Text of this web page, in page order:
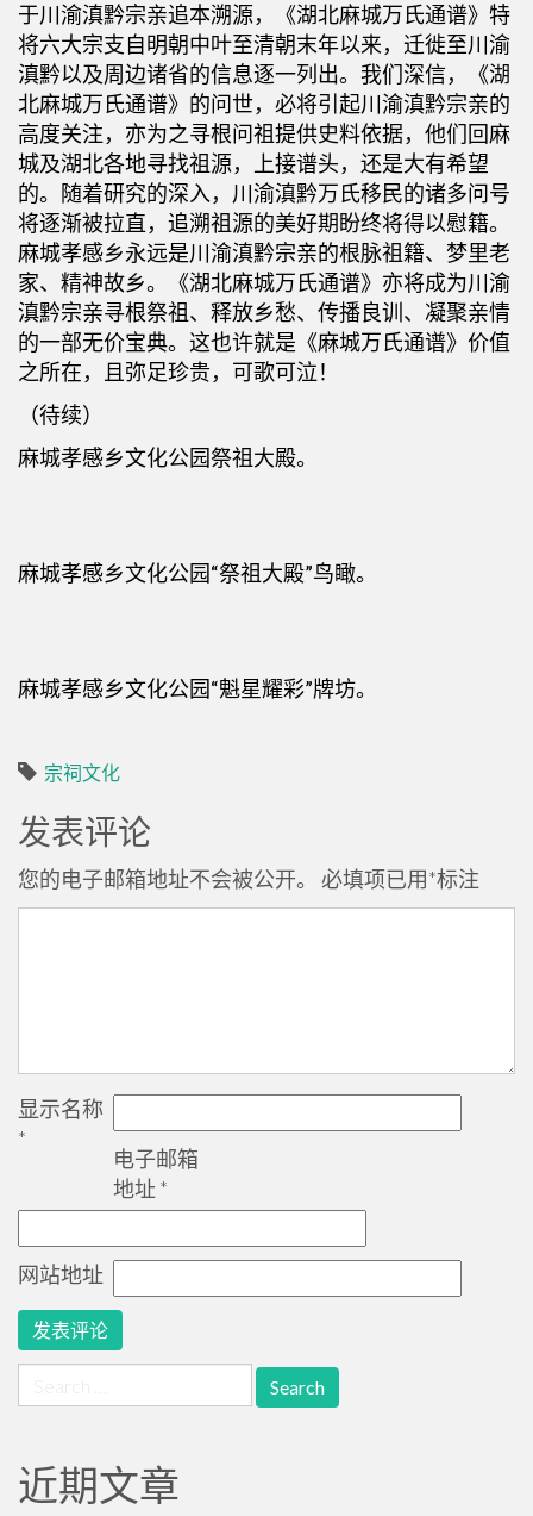
于川渝滇黔宗亲追本溯源，《湖北麻城万氏通谱》特
将六大宗支自明朝中叶至清朝末年以来，迁徙至川渝
滇黔以及周边诸省的信息逐一列出。我们深信，《湖
北麻城万氏通谱》的问世，必将引起川渝滇黔宗亲的
高度关注，亦为之寻根问祖提供史料依据，他们回麻
城及湖北各地寻找祖源，上接谱头，还是大有希望
的。随着研究的深入，川渝滇黔万氏移民的诸多问号
将逐渐被拉直，追溯祖源的美好期盼终将得以慰籍。
麻城孝感乡永远是川渝滇黔宗亲的根脉祖籍、梦里老
家、精神故乡。《湖北麻城万氏通谱》亦将成为川渝
滇黔宗亲寻根祭祖、释放乡愁、传播良训、凝聚亲情
的一部无价宝典。这也许就是《麻城万氏通谱》价值
之所在，且弥足珍贵，可歌可泣！
（待续）
麻城孝感乡文化公园祭祖大殿。
麻城孝感乡文化公园“祭祖大殿”鸟瞰。
麻城孝感乡文化公园“魁星耀彩”牌坊。
宗祠文化
发表评论
您的电子邮箱地址不会被公开。 必填项已用*标注
显示名称
*
电子邮箱
地址 *
网站地址
for:
近期文章